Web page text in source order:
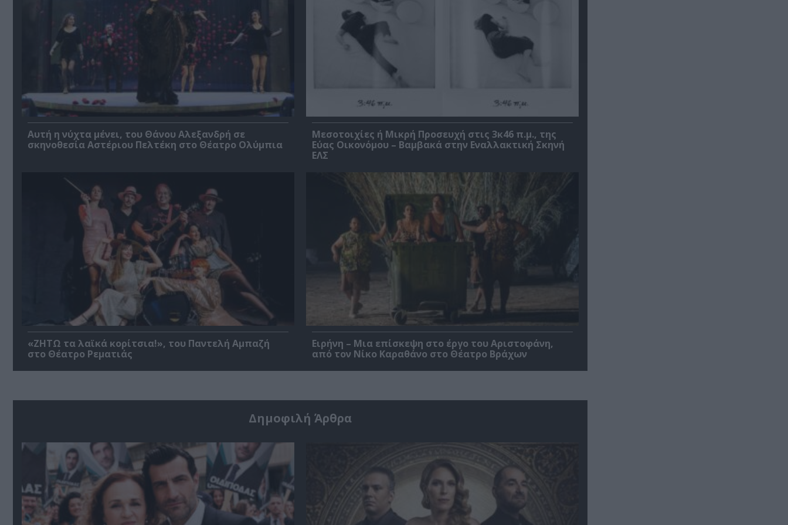
Αυτή η νύχτα μένει, του Θάνου Αλεξανδρή σε
σκηνοθεσία Αστέριου Πελτέκη στο Θέατρο Ολύμπια
Μεσοτοιχίες ή Μικρή Προσευχή στις 3κ46 π.μ., της
Εύας Οικονόμου – Βαμβακά στην Εναλλακτική Σκηνή
ΕΛΣ
«ΖΗΤΩ τα λαϊκά κορίτσια!», του Παντελή Αμπαζή
στο Θέατρο Ρεματιάς
Ειρήνη – Μια επίσκεψη στο έργο του Αριστοφάνη,
από τον Νίκο Καραθάνο στο Θέατρο Βράχων
Δημοφιλή Άρθρα